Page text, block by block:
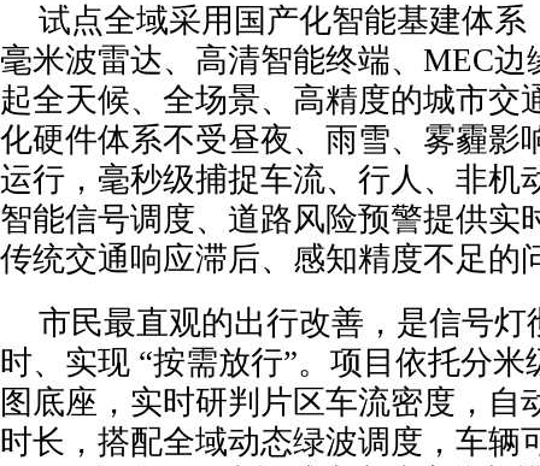
试点全域采用国产化智能基建体系
毫米波雷达、高清智能终端、MEC
起全天候、全场景、高精度的城市交
化硬件体系不受昼夜、雨雪、雾霾影
运行，毫秒级捕捉车流、行人、非机
智能信号调度、道路风险预警提供实
传统交通响应滞后、感知精度不足的
市民最直观的出行改善，是信号灯
时、实现 “按需放行”。项目依托分
图底座，实时研判片区车流密度，自
时长，搭配全域动态绿波调度，车辆